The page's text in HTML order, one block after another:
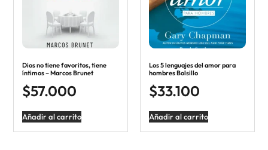
Dios no tiene favoritos, tiene
íntimos – Marcos Brunet
$57.000
Añadir al carrito
Los 5 lenguajes del amor para
hombres Bolsillo
$33.100
Añadir al carrito